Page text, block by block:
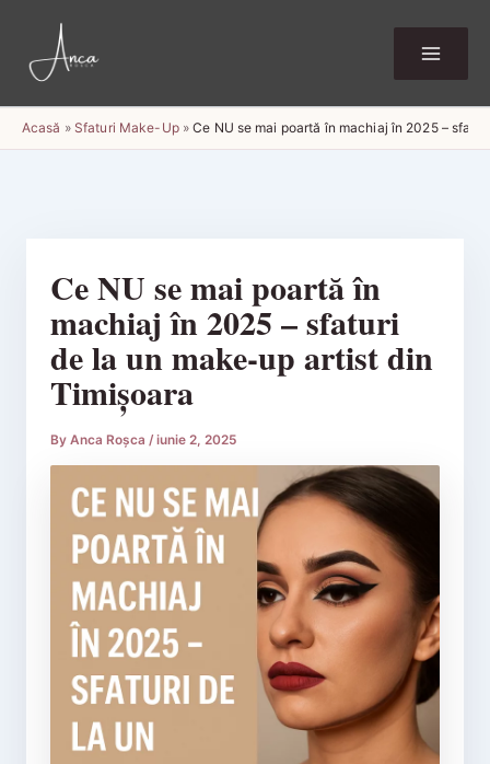
content
Acasă » Sfaturi Make-Up»Ce NU se mai poartă în machiaj în 2025 –
Ce NU se mai poartă în
machiaj în 2025 – sfaturi
de la un make-up artist din
Timișoara
By Anca Roșca /iunie 2, 2025